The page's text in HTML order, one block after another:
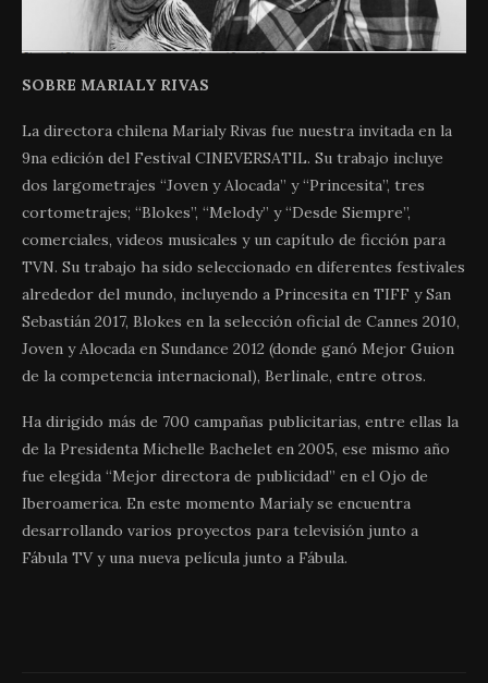
SOBRE MARIALY RIVAS
La directora chilena Marialy Rivas fue nuestra invitada en la
9na edición del Festival CINEVERSATIL. Su trabajo incluye
dos largometrajes “Joven y Alocada” y “Princesita”, tres
cortometrajes; “Blokes”, “Melody” y “Desde Siempre”,
comerciales, videos musicales y un capítulo de ficción para
TVN. Su trabajo ha sido seleccionado en diferentes festivales
alrededor del mundo, incluyendo a Princesita en TIFF y San
Sebastián 2017, Blokes en la selección oficial de Cannes 2010,
Joven y Alocada en Sundance 2012 (donde ganó Mejor Guion
de la competencia internacional), Berlinale, entre otros.
Ha dirigido más de 700 campañas publicitarias, entre ellas la
de la Presidenta Michelle Bachelet en 2005, ese mismo año
fue elegida “Mejor directora de publicidad” en el Ojo de
Iberoamerica. En este momento Marialy se encuentra
desarrollando varios proyectos para televisión junto a
Fábula TV y una nueva película junto a Fábula.